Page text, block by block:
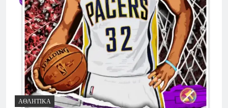
ΑΘΛΗΤΙΚΆ